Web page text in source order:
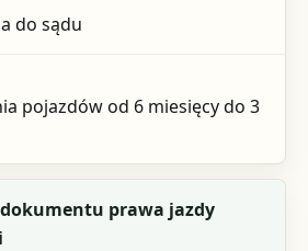
do sądu
pojazdów od 6 miesięcy do 3
prawa jazdy